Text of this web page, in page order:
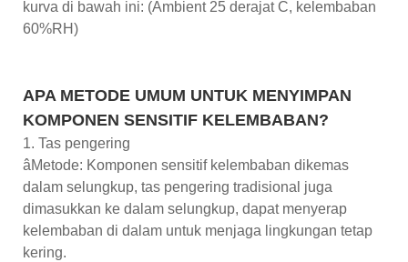
kurva di bawah ini: (Ambient 25 derajat C, kelembaban
60%RH)
APA METODE UMUM UNTUK MENYIMPAN
KOMPONEN SENSITIF KELEMBABAN?
1. Tas pengering
âMetode: Komponen sensitif kelembaban dikemas
dalam selungkup, tas pengering tradisional juga
dimasukkan ke dalam selungkup, dapat menyerap
kelembaban di dalam untuk menjaga lingkungan tetap
kering.